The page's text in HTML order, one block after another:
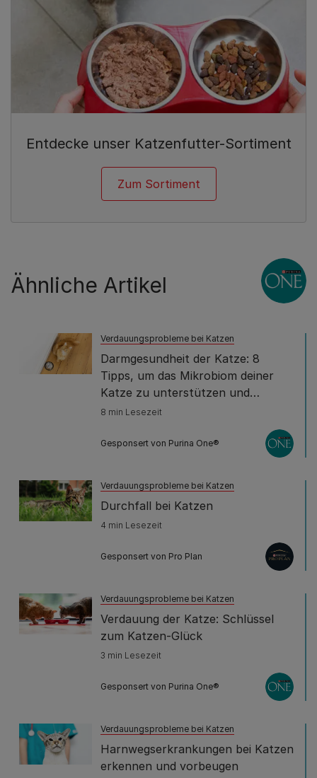
Entdecke unser Katzenfutter-Sortiment
Zum Sortiment
Ähnliche Artikel
Verdauungsprobleme bei Katzen
Darmgesundheit der Katze: 8
Tipps, um das Mikrobiom deiner
Katze zu unterstützen und
wiederherzustellen
8 min Lesezeit
Gesponsert von Purina One®
Verdauungsprobleme bei Katzen
Durchfall bei Katzen
4 min Lesezeit
Gesponsert von Pro Plan
Verdauungsprobleme bei Katzen
Verdauung der Katze: Schlüssel
zum Katzen-Glück
3 min Lesezeit
Gesponsert von Purina One®
Verdauungsprobleme bei Katzen
Harnwegserkrankungen bei Katzen
erkennen und vorbeugen